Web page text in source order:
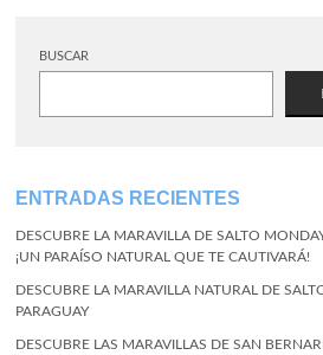
BUSCAR
ENTRADAS RECIENTES
DESCUBRE LA MARAVILLA DE SALTO
¡UN PARAÍSO NATURAL QUE TE CAUTIVARÁ!
DESCUBRE LA MARAVILLA NATURAL DE
PARAGUAY
DESCUBRE LAS MARAVILLAS DE SAN